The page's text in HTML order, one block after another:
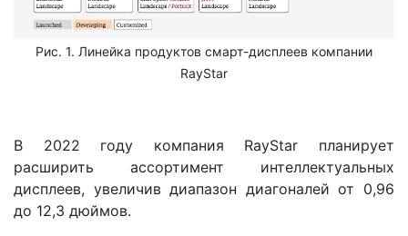
Рис. 1. Линейка продуктов смарт-дисплеев компании
RayStar
В 2022 году компания RayStar планирует
расширить ассортимент интеллектуальных
дисплеев, увеличив диапазон диагоналей от 0,96
до 12,3 дюймов.